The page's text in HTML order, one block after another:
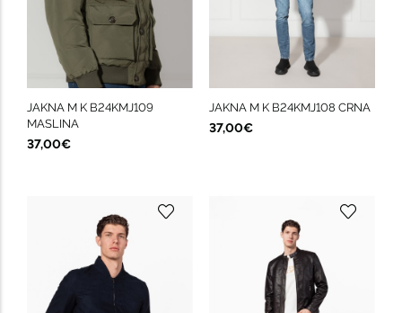
JAKNA M K B24KMJ109
MASLINA
37,00€
JAKNA M K B24KMJ108 CRNA
37,00€